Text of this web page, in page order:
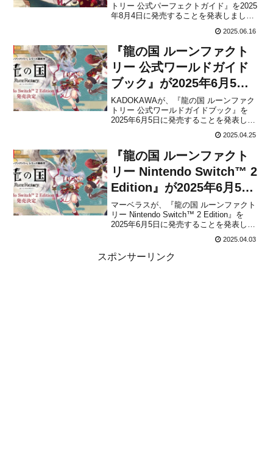
トリー 公式パーフェクトガイド』を2025
年8月4日に発売することを発表しまし
の国 ルーンファクトリー 公式ワールドガ
イドブック』に続き、公式ガイドブック
が登場！本書は、Nintendo Swit...
2025.06.16
『龍の国 ルーンファクト
リー 公式ワールドガイド
ブック』が2025年6月5日
に発売決定！
KADOKAWAが、『龍の国 ルーンファク
トリー 公式ワールドガイドブック』を
2025年6月5日に発売することを発表しま
した。本書は、Nintendo Switch 2＆
Nintendo Switch＆Steam向け新作ゲーム
『龍の国 ルーンファクトリー』と同時発
売になる、プレイ...
2025.04.25
『龍の国 ルーンファクト
リー Nintendo Switch™ 2
Edition』が2025年6月5日
に発売決定！
マーベラスが、『龍の国 ルーンファクト
リー Nintendo Switch™ 2 Edition』を
2025年6月5日に発売することを発表しま
は、ファンタジーの世界で冒険・生活の
両方が楽しめるRPG「ルーンファクトリ
ー」シリーズの最新作です。物...
2025.04.03
スポンサーリンク